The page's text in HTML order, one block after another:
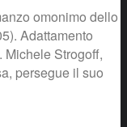
omonimo dello
Adattamento
Michele Strogoff,
persegue il suo